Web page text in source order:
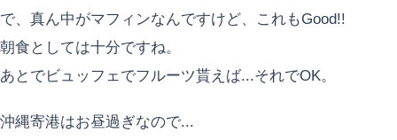
で、真ん中がマフィンなんですけど、これもGood!!
朝食としては十分ですね。
あとでビュッフェでフルーツ貰えば...それでOK。
沖縄寄港はお昼過ぎなので...